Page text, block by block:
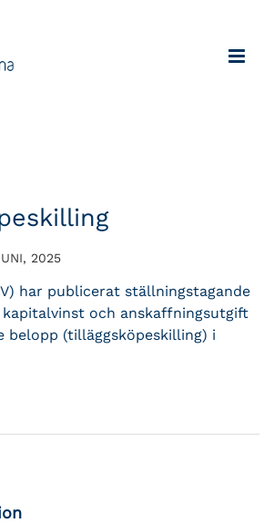
2025
har publicerat ställningstagande
kapitalvinst och anskaffningsutgift
belopp (tilläggsköpeskilling) i